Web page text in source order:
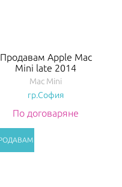
Продавам Apple Mac
Mini late 2014
Mac Mini
гр.София
По договаряне